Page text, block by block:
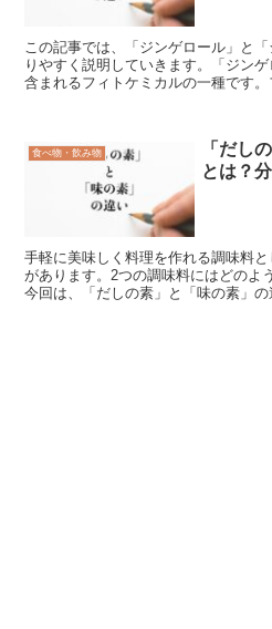
この記事では、「ジンゲロール」と
りやすく説明していきます。「ジン
含まれるフィトケミカルの一種です。
食べ物・飲み物
「だし
とは？
手軽に美味しく料理を作れる調味料と
があります。2つの調味料にはどのよ
今回は、「だしの素」と「味の素」